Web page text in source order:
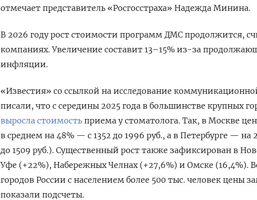
отмечает представитель «Росгосстраха» Надежда Минина.
В 2026 году рост стоимости программ ДМС продолжится,
компаниях. Увеличение составит 13–15% из-за
инфляции.
«Известия» со ссылкой на исследование
писали, что с середины 2025 года в большинстве крупных
выросла стоимость приема у стоматолога. Так, в Москве
в среднем на 48% — с 1352 до 1996 руб., а в Петербурге — на
до 1509 руб.). Существенный рост также зафиксирован в
Уфе (+22%), Набережных Челнах (+27,6%) и Омске (16,4%).
городов России с населением более 500 тыс. человек цены
показали подсчеты.